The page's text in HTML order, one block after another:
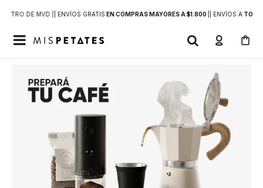
DE MVD | | ENVÍOS GRATIS EN COMPRAS MAYORES A $1.800 | ENVÍOS ATODO
